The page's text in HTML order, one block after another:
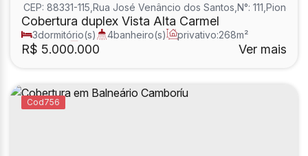
Cobertura duplex Vista Alta Carmel
R$ 5.000.000
CEP: 88331-115 Rua José Venâncio dos Santos N°: 111 Pioneiros
3dormitório(s) 4banheiro(s) privativo:268m²
3 sala(s) 3suíte(s) Ver mais
756